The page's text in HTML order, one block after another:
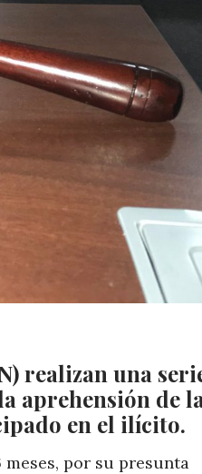
realizan una
aprehensión de
en el ilícito.
por su presunta